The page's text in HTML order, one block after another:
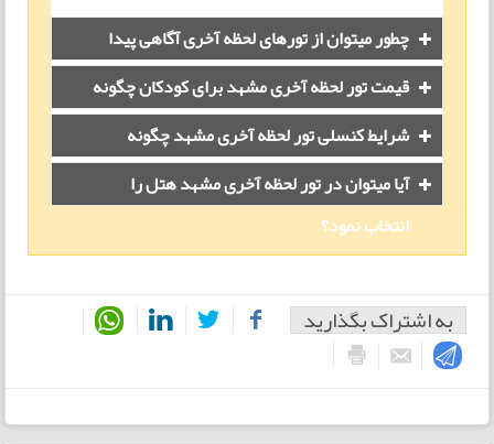
چطور میتوان از تورهای لحظه آخری آگاهی پیدا
کرد؟
قیمت تور لحظه آخری مشهد برای کودکان چگونه
محاسبه میشود؟
شرایط کنسلی تور لحظه آخری مشهد چگونه
است؟
آیا میتوان در تور لحظه آخری مشهد هتل را
انتخاب نمود؟
به اشتراک بگذارید